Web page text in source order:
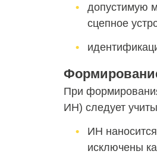
допустимую
сцепное
При
ИН) следует
ИН
исключены